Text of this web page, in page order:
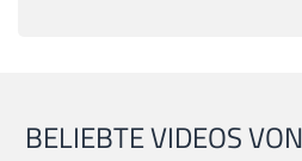
BELIEBTE VIDEOS